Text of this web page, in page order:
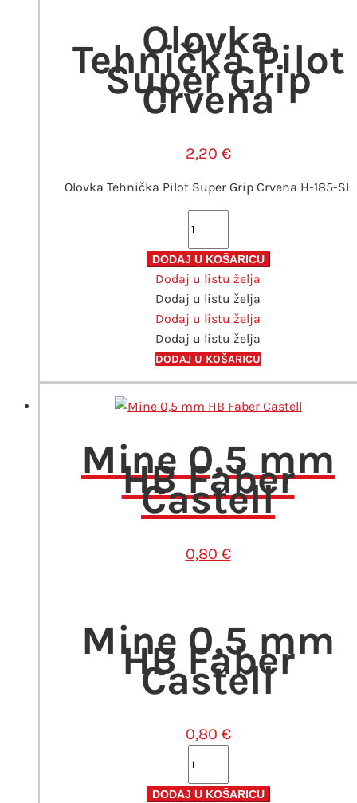
Olovka
Tehnička Pilot
Super Grip
Crvena
2,20 €
Olovka Tehnička Pilot Super Grip Crvena H-185-SL
Pilot
Super
Grip
Crvena
količina
DODAJ U KOŠARICU
Dodaj u listu želja
Dodaj u listu želja
Dodaj u listu želja
Dodaj u listu želja
DODAJ U KOŠARICU
Mine 0,5 mm
HB Faber
Castell
0,80 €
Mine 0,5 mm
HB Faber
Castell
0,80 €
mm
DODAJ U KOŠARICU